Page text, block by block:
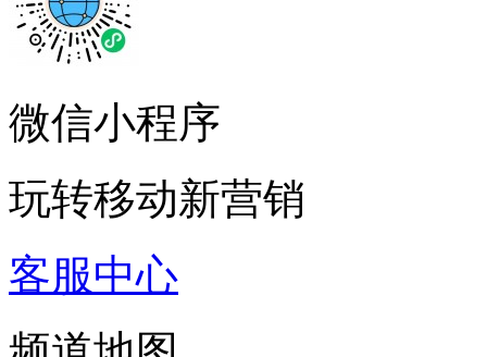
微信小程序
玩转移动新营销
客服中心